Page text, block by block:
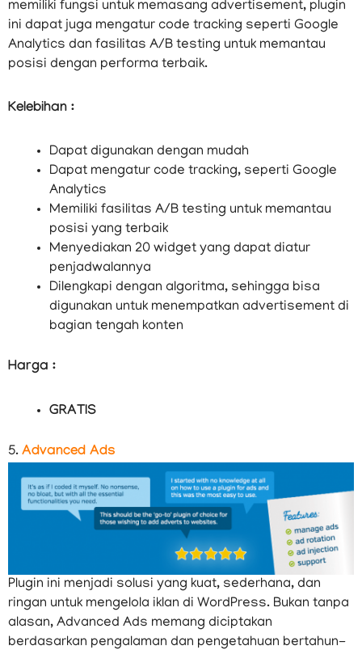
memiliki fungsi untuk memasang advertisement, plugin
ini dapat juga mengatur code tracking seperti Google
Analytics dan fasilitas A/B testing untuk memantau
posisi dengan performa terbaik.
Kelebihan :
Dapat digunakan dengan mudah
Dapat mengatur code tracking, seperti Google
Analytics
Memiliki fasilitas A/B testing untuk memantau
posisi yang terbaik
Menyediakan 20 widget yang dapat diatur
penjadwalannya
Dilengkapi dengan algoritma, sehingga bisa
digunakan untuk menempatkan advertisement di
bagian tengah konten
Harga :
GRATIS
5. Advanced Ads
Plugin ini menjadi solusi yang kuat, sederhana, dan
ringan untuk mengelola iklan di WordPress. Bukan tanpa
alasan, Advanced Ads memang diciptakan
berdasarkan pengalaman dan pengetahuan bertahun-